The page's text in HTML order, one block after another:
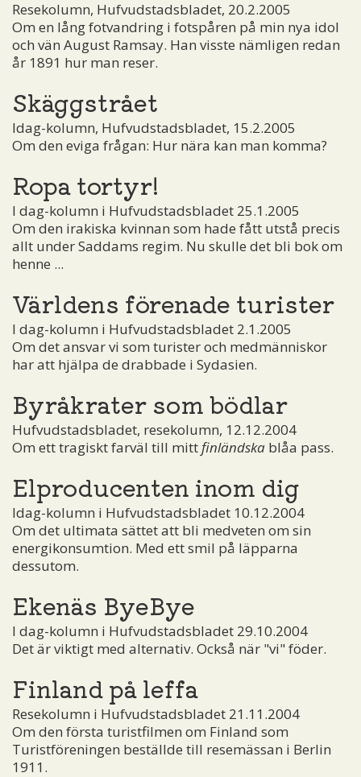
Resekolumn, Hufvudstadsbladet, 20.2.2005
Om en lång fotvandring i fotspåren på min nya idol
och vän August Ramsay. Han visste nämligen redan
år 1891 hur man reser.
Skäggstrået
Idag-kolumn, Hufvudstadsbladet, 15.2.2005
Om den eviga frågan: Hur nära kan man komma?
Ropa tortyr!
I dag-kolumn i Hufvudstadsbladet 25.1.2005
Om den irakiska kvinnan som hade fått utstå precis
allt under Saddams regim. Nu skulle det bli bok om
henne ...
Världens förenade turister
I dag-kolumn i Hufvudstadsbladet 2.1.2005
Om det ansvar vi som turister och medmänniskor
har att hjälpa de drabbade i Sydasien.
Byråkrater som bödlar
Hufvudstadsbladet, resekolumn, 12.12.2004
Om ett tragiskt farväl till mittfinländska blåa pass.
Elproducenten inom dig
Idag-kolumn i Hufvudstadsbladet 10.12.2004
Om det ultimata sättet att bli medveten om sin
energikonsumtion. Med ett smil på läpparna
dessutom.
Ekenäs ByeBye
I dag-kolumn i Hufvudstadsbladet 29.10.2004
Det är viktigt med alternativ. Också när "vi" föder.
Finland på leffa
Resekolumn i Hufvudstadsbladet 21.11.2004
Om den första turistfilmen om Finland som
Turistföreningen beställde till resemässan i Berlin
1911.